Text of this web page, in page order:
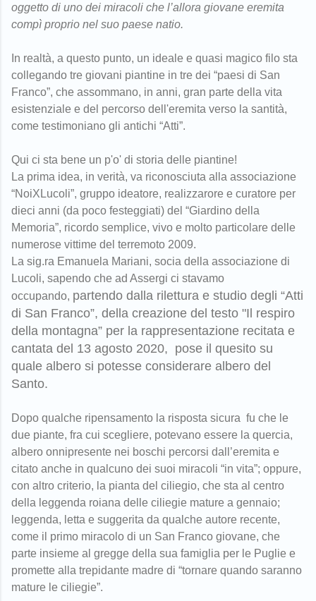
oggetto di uno dei miracoli che l’allora giovane eremita
compì proprio nel suo paese natio.
In realtà, a questo punto, un ideale e quasi magico filo sta
collegando tre giovani piantine in tre dei “paesi di San
Franco”, che assommano, in anni, gran parte della vita
esistenziale e del percorso dell'eremita verso la santità,
come testimoniano gli antichi “Atti”.
Qui ci sta bene un p'o' di storia delle piantine!
La prima idea, in verità, va riconosciuta alla associazione
“NoiXLucoli”, gruppo ideatore, realizzarore e curatore per
dieci anni (da poco festeggiati) del “Giardino della
Memoria”, ricordo semplice, vivo e molto particolare delle
numerose vittime del terremoto 2009.
La sig.ra Emanuela Mariani, socia della associazione di
Lucoli, sapendo che ad Assergi ci stavamo
occupando, partendo dalla rilettura e studio degli “Atti
di San Franco”, della creazione del testo "Il respiro
della montagna” per la rappresentazione recitata e
cantata del 13 agosto 2020, pose il quesito su
quale albero si potesse considerare albero del
Santo.
Dopo qualche ripensamento la risposta sicura fu che le
due piante, fra cui scegliere, potevano essere la quercia,
albero onnipresente nei boschi percorsi dall’eremita e
citato anche in qualcuno dei suoi miracoli “in vita”; oppure,
con altro criterio, la pianta del ciliegio, che sta al centro
della leggenda roiana delle ciliegie mature a gennaio;
leggenda, letta e suggerita da qualche autore recente,
come il primo miracolo di un San Franco giovane, che
parte insieme al gregge della sua famiglia per le Puglie e
promette alla trepidante madre di “tornare quando saranno
mature le ciliegie”.